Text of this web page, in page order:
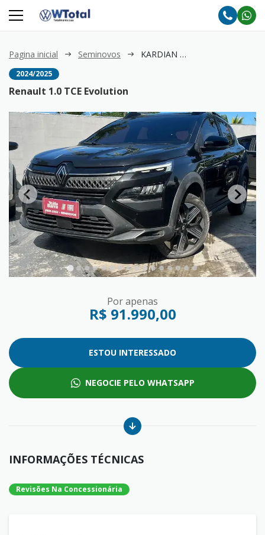
Pagina inicial Seminovos KARDIAN 1.0 TCE Evolution
2024/2025
Renault 1.0 TCE Evolution
Por apenas
R$ 91.990,00
ESTOU INTERESSADO
NEGOCIE PELO WHATSAPP
INFORMAÇÕES TÉCNICAS
Revisões Na Concessionária